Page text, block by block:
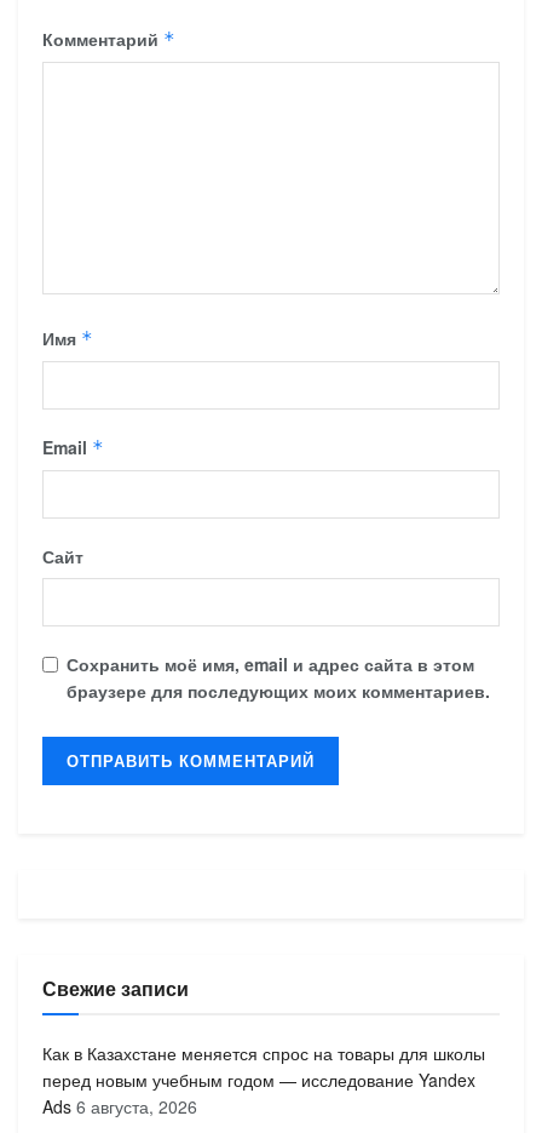
Комментарий *
Имя *
Email *
Сайт
Сохранить моё имя, email и адрес сайта в этом
браузере для последующих моих комментариев.
Свежие записи
Как в Казахстане меняется спрос на товары для школы
перед новым учебным годом — исследование Yandex
Ads 6 августа, 2026